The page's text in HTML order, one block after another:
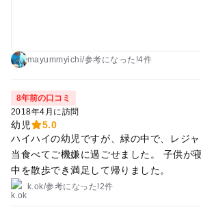
珍しい木が多く、自然豊かでお弁当を持っ
mayummyichi/参考になった!4件
8年前の口コミ
2018年4月に訪問
幼児
5.0
ハイハイの幼児ですが、緑の中で、レジ
当食べてご機嫌に過ごせました。 子供が
中を散歩でき満足して帰りました。
k.ok/参考に なった!2件